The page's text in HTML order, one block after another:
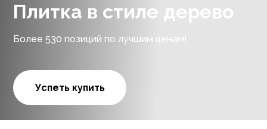
Плитка в стиле дерево
Успеть купить
Более 530 позиций по лучшим ценам!